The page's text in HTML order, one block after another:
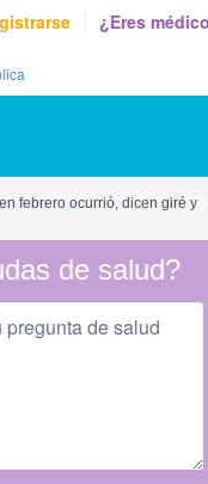
¿Eres
febrero ocurrió, dicen giré y
de salud?